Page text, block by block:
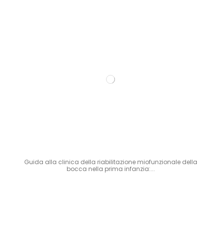
Guida alla clinica della riabilitazione miofunzionale della
bocca nella prima infanzia:...